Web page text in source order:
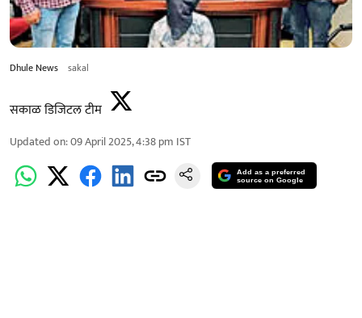
Dhule News sakal
सकाळ डिजिटल टीम
Updated on:09 April 2025, 4:38 pm IST
Add as a preferred
source on Google